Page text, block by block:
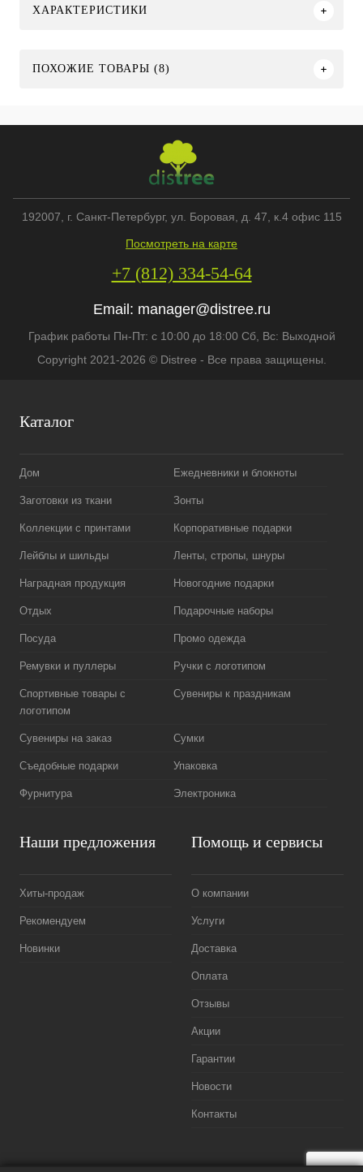
ХАРАКТЕРИСТИКИ
ПОХОЖИЕ ТОВАРЫ (8)
Каталог
Дом Ежедневники и блокноты
Заготовки из ткани Зонты
Коллекции с принтами Корпоративные подарки
Лейблы и шильды Ленты, стропы, шнуры
Наградная продукция Новогодние подарки
Отдых Подарочные наборы
Посуда Промо одежда
Ремувки и пуллеры Ручки с логотипом
Спортивные товары с
логотипом
Сувениры к праздникам
Сувениры на заказ Сумки
Съедобные подарки Упаковка
Фурнитура Электроника
Наши предложения
Хиты-продаж
Рекомендуем
Новинки
Помощь и сервисы
О компании
Услуги
Доставка
Оплата
Отзывы
Акции
Гарантии
Новости
Контакты
192007 , г. Санкт-Петербург, ул. Боровая, д. 47, к.4 офис 115
Посмотреть на карте
+7 (812) 334-54-64
Email: manager@distree.ru
График работы Пн-Пт: с 10:00 до 18:00 Сб, Вс: Выходной
Copyright 2021-2026 © Distree - Все права защищены.